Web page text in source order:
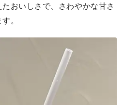
おいしさで、さわやかな甘さ
。